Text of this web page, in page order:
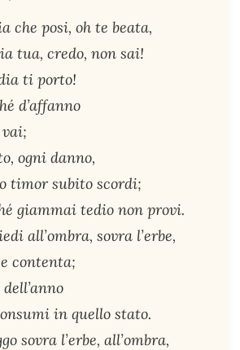
che posi, oh te beata,
tua, credo, non sai!
ti porto!
d’affanno
ogni danno,
timor subito scordi;
giammai tedio non provi.
all’ombra, sovra l’erbe,
contenta;
in quello stato.
sovra l’erbe, all’ombra,